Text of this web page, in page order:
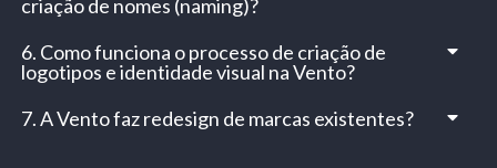
criação de nomes (naming)?
6. Como funciona o processo de criação de
logotipos e identidade visual na Vento?
7. A Vento faz redesign de marcas existentes?